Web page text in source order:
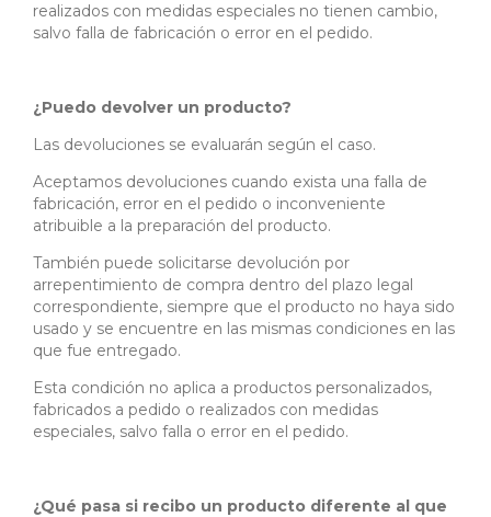
realizados con medidas especiales no tienen cambio,
salvo falla de fabricación o error en el pedido.
¿Puedo devolver un producto?
Las devoluciones se evaluarán según el caso.
Aceptamos devoluciones cuando exista una falla de
fabricación, error en el pedido o inconveniente
atribuible a la preparación del producto.
También puede solicitarse devolución por
arrepentimiento de compra dentro del plazo legal
correspondiente, siempre que el producto no haya sido
usado y se encuentre en las mismas condiciones en las
que fue entregado.
Esta condición no aplica a productos personalizados,
fabricados a pedido o realizados con medidas
especiales, salvo falla o error en el pedido.
¿Qué pasa si recibo un producto diferente al que